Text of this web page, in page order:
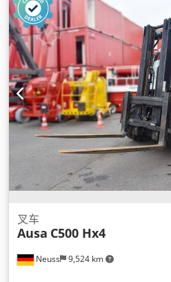
Neuss 9,524 km
叉车
Ausa C500 Hx4